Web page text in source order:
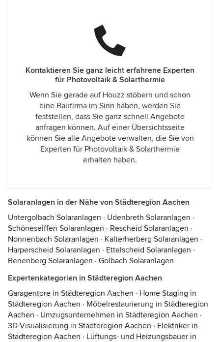
Kontaktieren Sie ganz leicht erfahrene Experten
für Photovoltaik & Solarthermie
Wenn Sie gerade auf Houzz stöbern und schon
eine Baufirma im Sinn haben, werden Sie
feststellen, dass Sie ganz schnell Angebote
anfragen können. Auf einer Übersichtsseite
können Sie alle Angebote verwalten, die Sie von
Experten für Photovoltaik & Solarthermie
erhalten haben.
Solaranlagen in der Nähe von Städteregion Aachen
Untergolbach Solaranlagen · Udenbreth Solaranlagen ·
Schöneseiffen Solaranlagen · Rescheid Solaranlagen ·
Nonnenbach Solaranlagen · Kalterherberg Solaranlagen ·
Harperscheid Solaranlagen · Ettelscheid Solaranlagen ·
Benenberg Solaranlagen · Golbach Solaranlagen
Expertenkategorien in Städteregion Aachen
Garagentore in Städteregion Aachen · Home Staging in
Städteregion Aachen · Möbelrestaurierung in Städteregion
Aachen · Umzugsunternehmen in Städteregion Aachen ·
3D-Visualisierung in Städteregion Aachen · Elektriker in
Städteregion Aachen · Lüftungs- und Heizungsbauer in